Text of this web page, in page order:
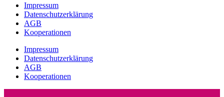
Impressum
Datenschutzerklärung
AGB
Kooperationen
Impressum
Datenschutzerklärung
AGB
Kooperationen